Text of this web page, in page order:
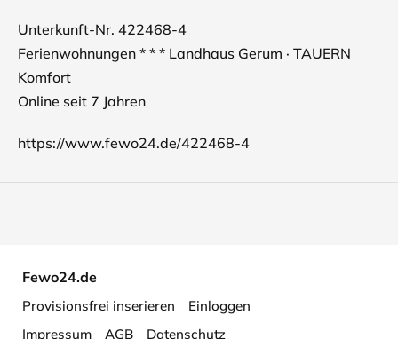
Unterkunft-Nr. 422468-4
Ferienwohnungen * * * Landhaus Gerum · TAUERN
Komfort
Online seit 7 Jahren
https://www.fewo24.de/422468-4
Fewo24.de
Provisionsfrei inserieren
Einloggen
Impressum
AGB Datenschutz